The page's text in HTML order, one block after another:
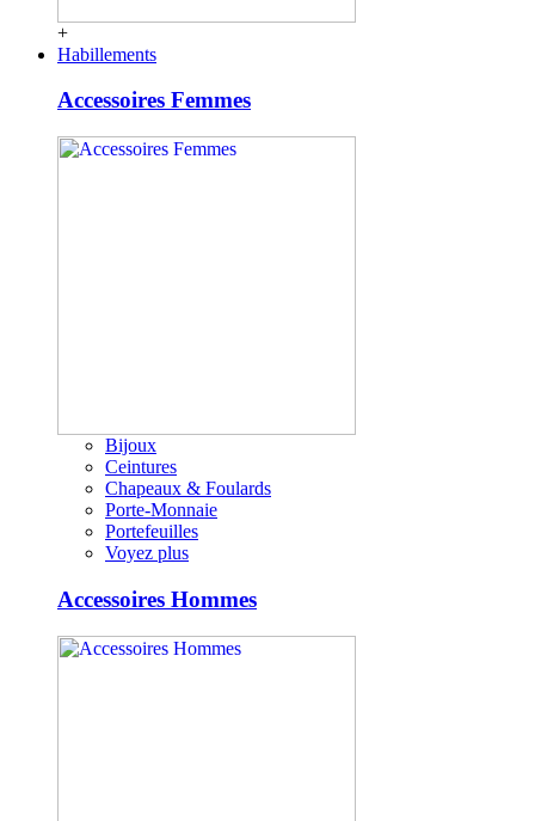
+
Habillements
Accessoires Femmes
Bijoux
Ceintures
Chapeaux & Foulards
Porte-Monnaie
Portefeuilles
Voyez plus
Accessoires Hommes